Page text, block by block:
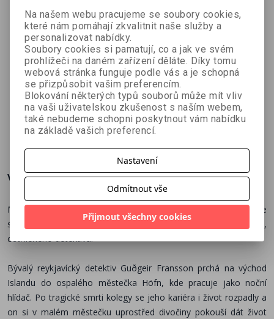
Mozaika
vraždy e-
kniha
Jo Murray
336 Kč 373 Kč
Vražda v
Havraní
stodole e-
kniha
Kate Hardy
287 Kč 319 Kč
Devoluce e-
kniha
Max Brooks
Více o knize
Mrazivý islandský thriller, který spojuje to nejlepší z tradice
severských krimi – drsnou krajinu, tajemný případ a rozervaného,
ostříleného detektiva!
Bývalý reykjavícký detektiv Guðgeir Fransson prchá na východ
Islandu do ospalého městečka Höfn, kde pracuje jako noční
hlídač. Po tragické smrti kolegy se jeho kariéra i život rozpadly a
on si v malém městečku uprostřed divočiny pokouší dát život
Na našem webu pracujeme se soubory cookies,
které nám pomáhají zkvalitnit naše služby a
personalizovat nabídky.
Soubory cookies si pamatují, co a jak ve svém
prohlížeči na daném zařízení děláte. Díky tomu
webová stránka funguje podle vás a je schopná
se přizpůsobit vašim preferencím.
Blokování některých typů souborů může mít vliv
na vaši uživatelskou zkušenost s naším webem,
také nebudeme schopni poskytnout vám nabídku
na základě vašich preferencí.
Nastavení
Odmítnout vše
Přijmout všechny cookies